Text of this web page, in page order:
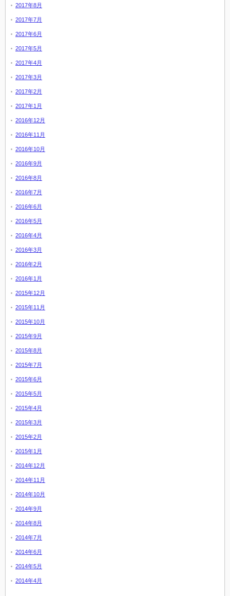
2017年8月
2017年7月
2017年6月
2017年5月
2017年4月
2017年3月
2017年2月
2017年1月
2016年12月
2016年11月
2016年10月
2016年9月
2016年8月
2016年7月
2016年6月
2016年5月
2016年4月
2016年3月
2016年2月
2016年1月
2015年12月
2015年11月
2015年10月
2015年9月
2015年8月
2015年7月
2015年6月
2015年5月
2015年4月
2015年3月
2015年2月
2015年1月
2014年12月
2014年11月
2014年10月
2014年9月
2014年8月
2014年7月
2014年6月
2014年5月
2014年4月